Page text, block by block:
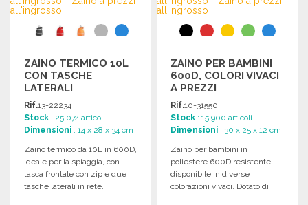
ZAINO TERMICO 10L
CON TASCHE
LATERALI
Rif.13-22234
Stock : 25 074 articoli
Dimensioni : 14 x 28 x 34 cm
Zaino termico da 10L in 600D,
ideale per la spiaggia, con
tasca frontale con zip e due
tasche laterali in rete.
ZAINO PER BAMBINI
600D, COLORI VIVACI
A PREZZI
ALL'INGROSSO
Rif.10-31550
Stock : 15 900 articoli
Dimensioni : 30 x 25 x 12 cm
Zaino per bambini in
poliestere 600D resistente,
disponibile in diverse
colorazioni vivaci. Dotato di